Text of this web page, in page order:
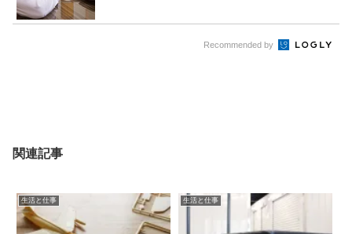
Recommended by
関連記事
生活と仕事 生活と仕事